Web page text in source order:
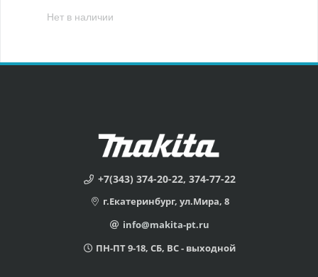
Нет в наличии
+7(343) 374-20-22, 374-77-22
г.Екатеринбург, ул.Мира, 8
info@makita-pt.ru
ПН-ПТ 9-18, СБ, ВС - выходной